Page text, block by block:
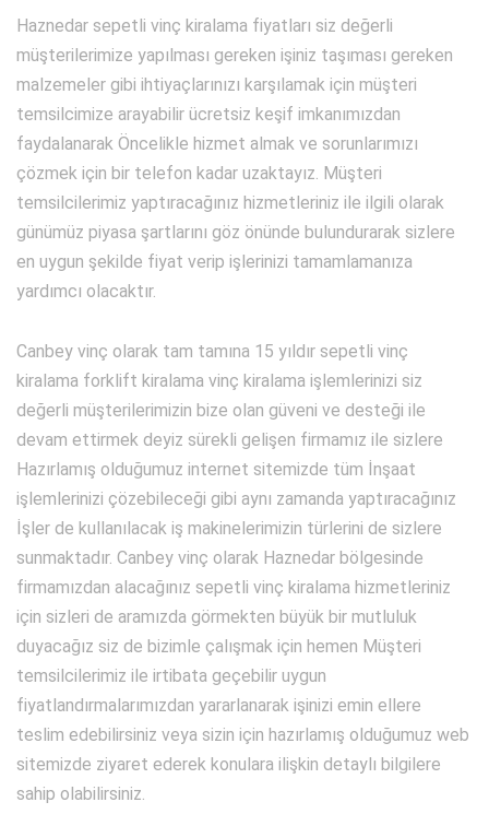
Haznedar sepetli vinç kiralama fiyatları siz değerli
müşterilerimize yapılması gereken işiniz taşıması gereken
malzemeler gibi ihtiyaçlarınızı karşılamak için müşteri
temsilcimize arayabilir ücretsiz keşif imkanımızdan
faydalanarak Öncelikle hizmet almak ve sorunlarımızı
çözmek için bir telefon kadar uzaktayız. Müşteri
temsilcilerimiz yaptıracağınız hizmetleriniz ile ilgili olarak
günümüz piyasa şartlarını göz önünde bulundurarak sizlere
en uygun şekilde fiyat verip işlerinizi tamamlamanıza
yardımcı olacaktır.
Canbey vinç olarak tam tamına 15 yıldır sepetli vinç
kiralama forklift kiralama vinç kiralama işlemlerinizi siz
değerli müşterilerimizin bize olan güveni ve desteği ile
devam ettirmek deyiz sürekli gelişen firmamız ile sizlere
Hazırlamış olduğumuz internet sitemizde tüm İnşaat
işlemlerinizi çözebileceği gibi aynı zamanda yaptıracağınız
İşler de kullanılacak iş makinelerimizin türlerini de sizlere
sunmaktadır. Canbey vinç olarak Haznedar bölgesinde
firmamızdan alacağınız sepetli vinç kiralama hizmetleriniz
için sizleri de aramızda görmekten büyük bir mutluluk
duyacağız siz de bizimle çalışmak için hemen Müşteri
temsilcilerimiz ile irtibata geçebilir uygun
fiyatlandırmalarımızdan yararlanarak işinizi emin ellere
teslim edebilirsiniz veya sizin için hazırlamış olduğumuz web
sitemizde ziyaret ederek konulara ilişkin detaylı bilgilere
sahip olabilirsiniz.